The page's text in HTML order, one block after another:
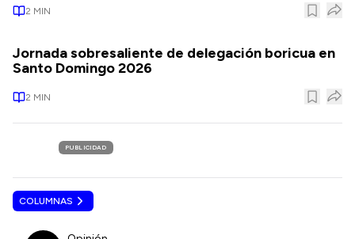
2 MIN
Jornada sobresaliente de delegación boricua en
Santo Domingo 2026
2 MIN
PUBLICIDAD
COLUMNAS